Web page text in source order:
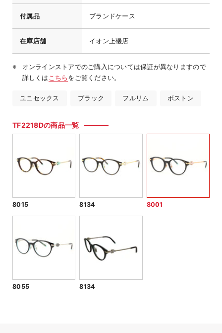
付属品 ブランドケース
在庫店舗 イオン上磯店
オンラインストアでのご購入については保証が異なりますので
詳しくは こちらをご覧ください。
ユニセックス ブラック フルリム ボストン
TF2218Dの商品一覧
8015 8134 8001
8055 8134